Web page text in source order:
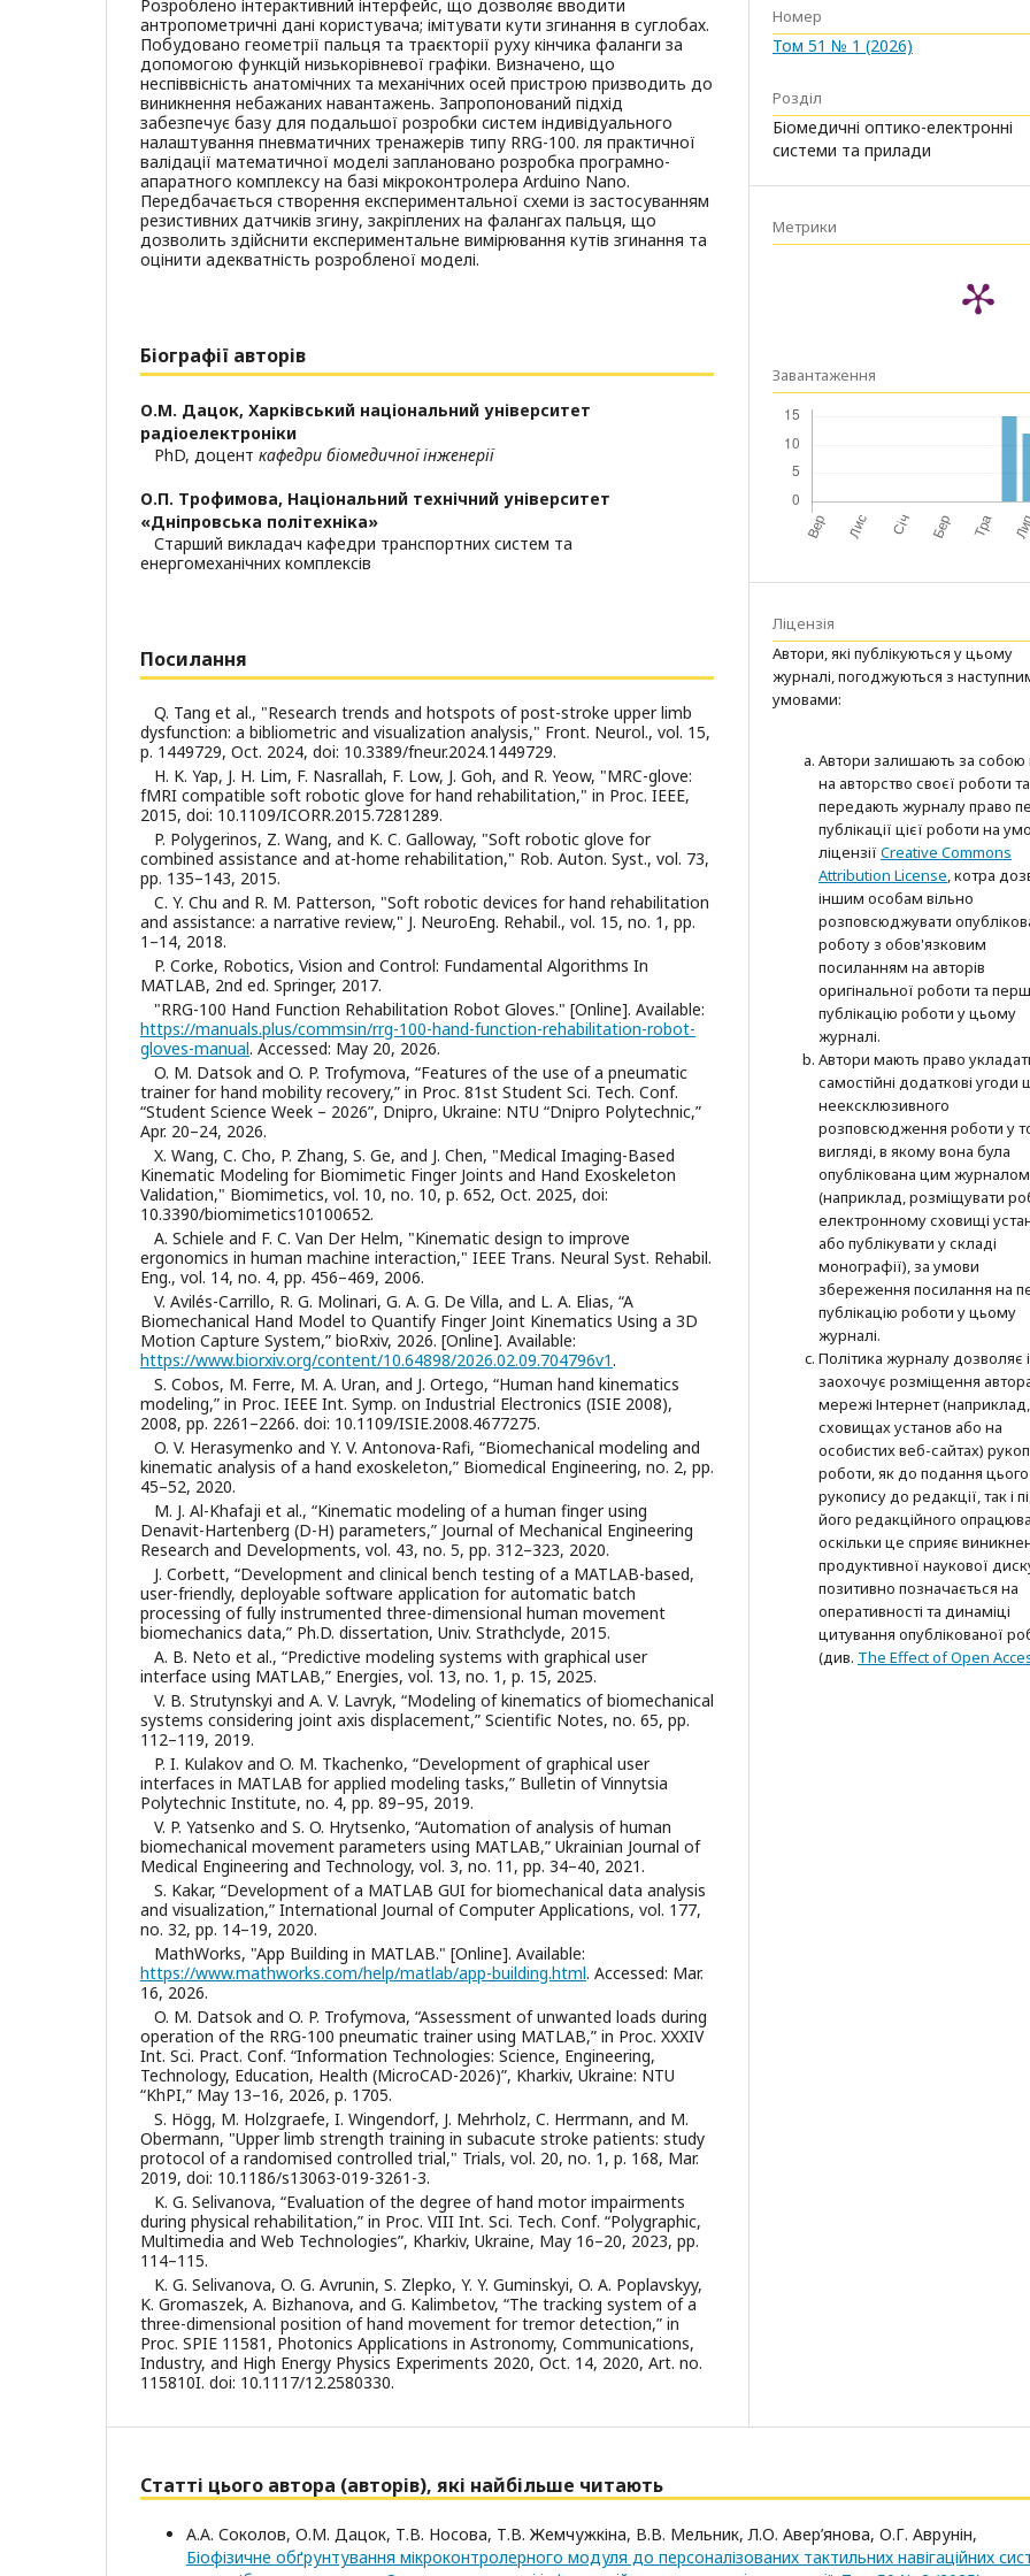
Розроблено інтерактивний інтерфейс, що дозволяє вводити
антропометричні дані користувача; імітувати кути згинання в суглобах.
Побудовано геометрії пальця та траєкторії руху кінчика фаланги за
допомогою функцій низькорівневої графіки. Визначено, що
неспіввісність анатомічних та механічних осей пристрою призводить до
виникнення небажаних навантажень. Запропонований підхід
забезпечує базу для подальшої розробки систем індивідуального
налаштування пневматичних тренажерів типу RRG-100. ля практичної
валідації математичної моделі заплановано розробка програмно-
апаратного комплексу на базі мікроконтролера Arduino Nano.
Передбачається створення експериментальної схеми із застосуванням
резистивних датчиків згину, закріплених на фалангах пальця, що
дозволить здійснити експериментальне вимірювання кутів згинання та
оцінити адекватність розробленої моделі.
Біографії авторів
О.М. Дацок, Харківський національний університет
радіоелектроніки
PhD, доцент кафедри біомедичної інженерії
О.П. Трофимова, Національний технічний університет
«Дніпровська політехніка»
Старший викладач кафедри транспортних систем та
енергомеханічних комплексів
Посилання
Q. Tang et al., "Research trends and hotspots of post-stroke upper limb
dysfunction: a bibliometric and visualization analysis," Front. Neurol., vol. 15,
p. 1449729, Oct. 2024, doi: 10.3389/fneur.2024.1449729.
H. K. Yap, J. H. Lim, F. Nasrallah, F. Low, J. Goh, and R. Yeow, "MRC-glove:
fMRI compatible soft robotic glove for hand rehabilitation," in Proc. IEEE,
2015, doi: 10.1109/ICORR.2015.7281289.
P. Polygerinos, Z. Wang, and K. C. Galloway, "Soft robotic glove for
combined assistance and at-home rehabilitation," Rob. Auton. Syst., vol. 73,
pp. 135–143, 2015.
C. Y. Chu and R. M. Patterson, "Soft robotic devices for hand rehabilitation
and assistance: a narrative review," J. NeuroEng. Rehabil., vol. 15, no. 1, pp.
1–14, 2018.
P. Corke, Robotics, Vision and Control: Fundamental Algorithms In
MATLAB, 2nd ed. Springer, 2017.
"RRG-100 Hand Function Rehabilitation Robot Gloves." [Online]. Available:
https://manuals.plus/commsin/rrg-100-hand-function-rehabilitation-robot-
gloves-manual. Accessed: May 20, 2026.
O. M. Datsok and O. P. Trofymova, “Features of the use of a pneumatic
trainer for hand mobility recovery,” in Proc. 81st Student Sci. Tech. Conf.
“Student Science Week – 2026”, Dnipro, Ukraine: NTU “Dnipro Polytechnic,”
Apr. 20–24, 2026.
X. Wang, C. Cho, P. Zhang, S. Ge, and J. Chen, "Medical Imaging-Based
Kinematic Modeling for Biomimetic Finger Joints and Hand Exoskeleton
Validation," Biomimetics, vol. 10, no. 10, p. 652, Oct. 2025, doi:
10.3390/biomimetics10100652.
A. Schiele and F. C. Van Der Helm, "Kinematic design to improve
ergonomics in human machine interaction," IEEE Trans. Neural Syst. Rehabil.
Eng., vol. 14, no. 4, pp. 456–469, 2006.
V. Avilés-Carrillo, R. G. Molinari, G. A. G. De Villa, and L. A. Elias, “A
Biomechanical Hand Model to Quantify Finger Joint Kinematics Using a 3D
Motion Capture System,” bioRxiv, 2026. [Online]. Available:
https://www.biorxiv.org/content/10.64898/2026.02.09.704796v1.
S. Cobos, M. Ferre, M. A. Uran, and J. Ortego, “Human hand kinematics
modeling,” in Proc. IEEE Int. Symp. on Industrial Electronics (ISIE 2008),
2008, pp. 2261–2266. doi: 10.1109/ISIE.2008.4677275.
O. V. Herasymenko and Y. V. Antonova-Rafi, “Biomechanical modeling and
kinematic analysis of a hand exoskeleton,” Biomedical Engineering, no. 2, pp.
45–52, 2020.
M. J. Al-Khafaji et al., “Kinematic modeling of a human finger using
Denavit-Hartenberg (D-H) parameters,” Journal of Mechanical Engineering
Research and Developments, vol. 43, no. 5, pp. 312–323, 2020.
J. Corbett, “Development and clinical bench testing of a MATLAB-based,
user-friendly, deployable software application for automatic batch
processing of fully instrumented three-dimensional human movement
biomechanics data,” Ph.D. dissertation, Univ. Strathclyde, 2015.
A. B. Neto et al., “Predictive modeling systems with graphical user
interface using MATLAB,” Energies, vol. 13, no. 1, p. 15, 2025.
V. B. Strutynskyi and A. V. Lavryk, “Modeling of kinematics of biomechanical
systems considering joint axis displacement,” Scientific Notes, no. 65, pp.
112–119, 2019.
P. I. Kulakov and O. M. Tkachenko, “Development of graphical user
interfaces in MATLAB for applied modeling tasks,” Bulletin of Vinnytsia
Polytechnic Institute, no. 4, pp. 89–95, 2019.
V. P. Yatsenko and S. O. Hrytsenko, “Automation of analysis of human
biomechanical movement parameters using MATLAB,” Ukrainian Journal of
Medical Engineering and Technology, vol. 3, no. 11, pp. 34–40, 2021.
S. Kakar, “Development of a MATLAB GUI for biomechanical data analysis
and visualization,” International Journal of Computer Applications, vol. 177,
no. 32, pp. 14–19, 2020.
MathWorks, "App Building in MATLAB." [Online]. Available:
https://www.mathworks.com/help/matlab/app-building.html. Accessed: Mar.
16, 2026.
O. M. Datsok and O. P. Trofymova, “Assessment of unwanted loads during
operation of the RRG-100 pneumatic trainer using MATLAB,” in Proc. XXXIV
Int. Sci. Pract. Conf. “Information Technologies: Science, Engineering,
Technology, Education, Health (MicroCAD-2026)”, Kharkiv, Ukraine: NTU
“KhPI,” May 13–16, 2026, p. 1705.
S. Högg, M. Holzgraefe, I. Wingendorf, J. Mehrholz, C. Herrmann, and M.
Obermann, "Upper limb strength training in subacute stroke patients: study
protocol of a randomised controlled trial," Trials, vol. 20, no. 1, p. 168, Mar.
2019, doi: 10.1186/s13063-019-3261-3.
K. G. Selivanova, “Evaluation of the degree of hand motor impairments
during physical rehabilitation,” in Proc. VIII Int. Sci. Tech. Conf. “Polygraphic,
Multimedia and Web Technologies”, Kharkiv, Ukraine, May 16–20, 2023, pp.
114–115.
K. G. Selivanova, O. G. Avrunin, S. Zlepko, Y. Y. Guminskyi, O. A. Poplavskyy,
K. Gromaszek, A. Bizhanova, and G. Kalimbetov, “The tracking system of a
three-dimensional position of hand movement for tremor detection,” in
Proc. SPIE 11581, Photonics Applications in Astronomy, Communications,
Industry, and High Energy Physics Experiments 2020, Oct. 14, 2020, Art. no.
115810I. doi: 10.1117/12.2580330.
Номер
Том 51 № 1 (2026)
Розділ
Біомедичні оптико-електронні
системи та прилади
Метрики
Завантаження
Ліцензія
Автори, які публікуються у цьому
журналі, погоджуються з
умовами:
Автори залишають за собою
на авторство своєї роботи та
передають журналу право
публікації цієї роботи на
ліцензії Creative Commons
Attribution License, котра
іншим особам вільно
розповсюджувати
роботу з обов'язковим
посиланням на авторів
оригінальної роботи та
публікацію роботи у цьому
журналі.
Автори мають право
самостійні додаткові
неексклюзивного
розповсюдження роботи у
вигляді, в якому вона була
опублікована цим журналом
(наприклад, розміщувати
електронному сховищі
або публікувати у складі
монографії), за умови
збереження посилання на
публікацію роботи у цьому
журналі.
Політика журналу дозволяє і
заохочує розміщення
мережі Інтернет
сховищах установ або на
особистих веб-сайтах)
роботи, як до подання цього
рукопису до редакції, так і
його редакційного
оскільки це сприяє
продуктивної наукової
позитивно позначається на
оперативності та динаміці
цитування опублікованої
(див. The Effect of Open
Статті цього автора (авторів), які найбільше читають
А.А. Соколов, О.М. Дацок, Т.В. Носова, Т.В. Жемчужкіна, В.В. Мельник, Л.О. Авер’янова, О.Г. Аврунін,
Біофізичне обґрунтування мікроконтролерного модуля до персоналізованих тактильних навігаційних